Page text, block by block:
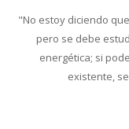
"No estoy diciendo
pero se debe
energética; si
existente,